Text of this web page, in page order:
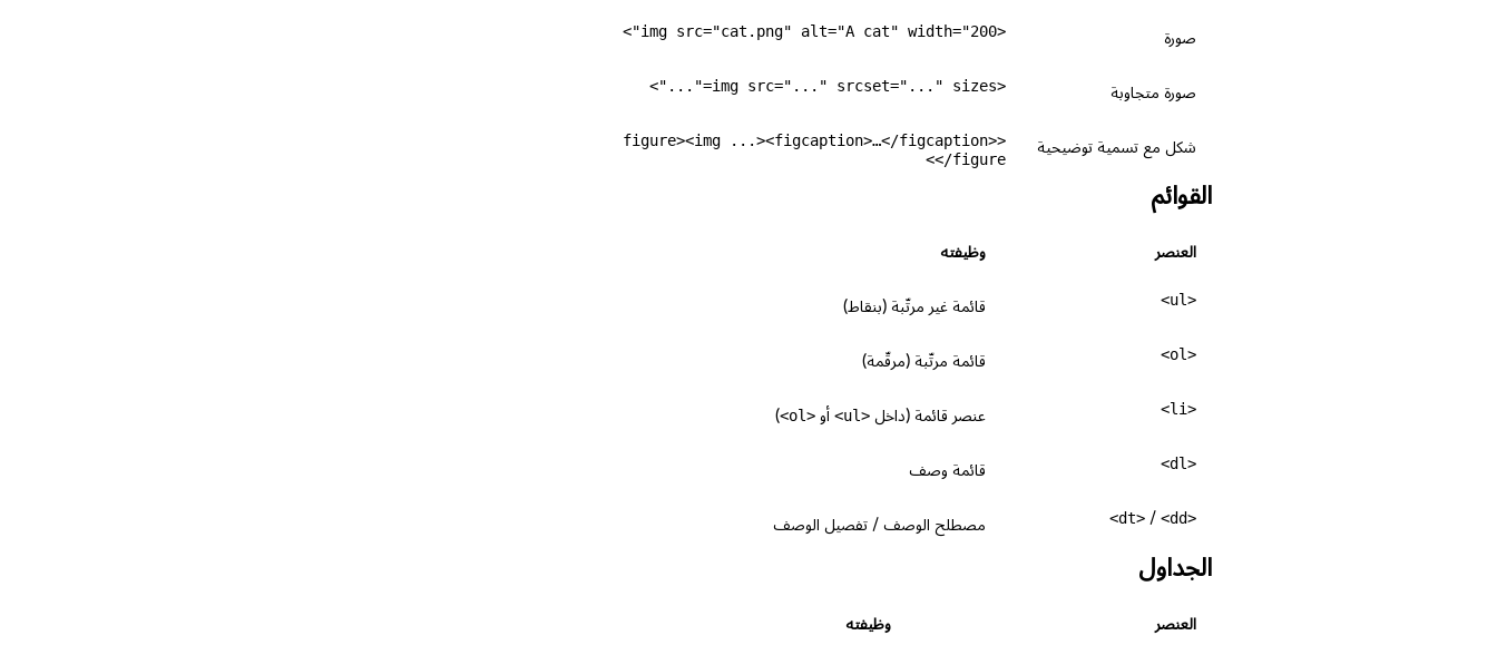
صورة <img src="cat.png" alt="A cat" width="200">
صورة متجاوبة <img src="..." srcset="..." sizes="...">
شكل مع تسمية توضيحية
<figure><img ...><figcaption>…</figcaption>
</figure>
القوائم
العنصر وظيفته
<ul> قائمة غير مرتّبة (بنقاط)
<ol> قائمة مرتّبة (مرقّمة)
<li> عنصر قائمة (داخل <ul> أو <ol>
)
<dl> قائمة وصف
<dt>
/ <dd> مصطلح الوصف / تفصيل الوصف
الجداول
العنصر وظيفته